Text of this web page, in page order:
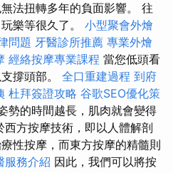
法扭轉多年的負面影響。 往
樂等很久了。 小型聚會外燴
問題 牙醫診所推薦 專業外燴
經絡按摩專業課程 當您低頭看
撐頭部。 全口重建過程 到府
杜拜簽證攻略 谷歌SEO優化策
勢的時間越長，肌肉就會變得
方按摩技術，即以人體解剖
性按摩，而東方按摩的精髓則
服務介紹 因此，我們可以將按